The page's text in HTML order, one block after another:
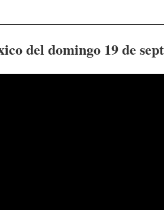
deldomingo 19 de